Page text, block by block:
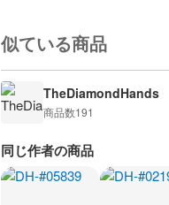
似ている商品
TheDiamondHands
商品数191
同じ作者の商品